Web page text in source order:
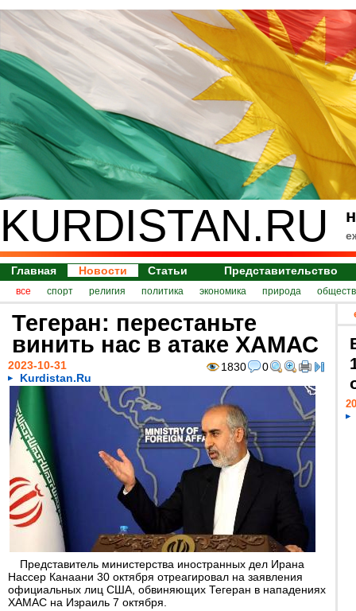
KURDISTAN.RU
Главная Новости Статьи Представительство
все спорт религия политика экономика природа
Тегеран: перестаньте
винить нас в атаке ХАМАС
1830 0
2023-10-31
Kurdistan.Ru
Представитель министерства иностранных дел Ирана
Нассер Канаани 30 октября отреагировал на заявления
официальных лиц США, обвиняющих Тегеран в нападениях
ХАМАС на Израиль 7 октября.